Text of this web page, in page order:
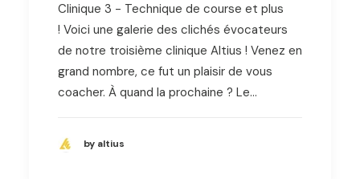
Clinique 3 - Technique de course et plus
! Voici une galerie des clichés évocateurs
de notre troisième clinique Altius ! Venez en
grand nombre, ce fut un plaisir de vous
coacher. À quand la prochaine ? Le…
by altius